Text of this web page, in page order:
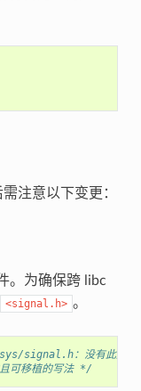
注意以下变更：
。为确保跨 libc
<signal.h> 。
signal.h：没有此文件
可移植的写法 */